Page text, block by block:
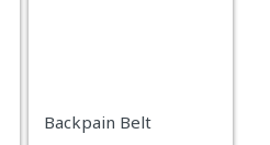
Backpain Belt